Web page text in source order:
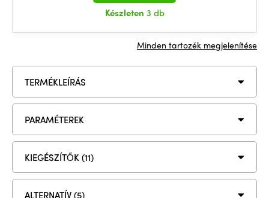
Készleten 3 db
Minden tartozék megjelenítése
TERMÉKLEÍRÁS
PARAMÉTEREK
KIEGÉSZÍTŐK (11)
ALTERNATÍV (5)